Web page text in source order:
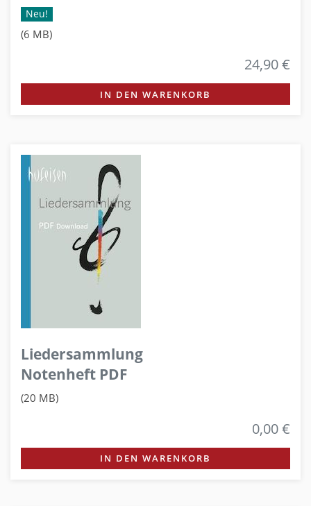
Neu!
(6 MB)
24,90 €
IN DEN WARENKORB
Liedersammlung
Notenheft PDF
(20 MB)
0,00 €
IN DEN WARENKORB